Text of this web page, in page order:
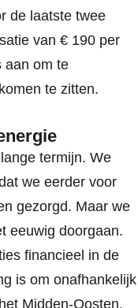
de laatste twee
van € 190 per
aan om te
te zitten.
termijn. We
we eerder voor
gezorgd. Maar we
eeuwig doorgaan.
financieel in de
is om onafhankelijk
Midden-Oosten.